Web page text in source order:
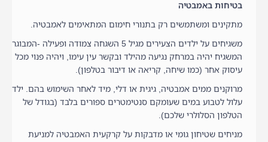
בטיחות באמבטיה
מתקינים ומשתמשים רק בתנורי חימום המתאימים לאמבטיה.
משגיחים על ילדים הצעירים מגיל 5 השגחה צמודה ופעילה -המבוגר
המשגיח יהיה במרחק נגיעה מהילד ובקשר עין עימו, ויהיה פנוי מכל
עיסוק אחר (כמו שיחה, קריאה או דיבור בטלפון).
מרוקנים ממים אמבטיה, גיגית או דלי, מיד לאחר השימוש בהם. ילד
עלול לטבוע במים שעומקם סנטימטרים ספורים בלבד (בגודל של
הטלפון הסלולרי שלכם).
מניחים שטיחון גומי או מדבקות על קרקעית האמבטיה למניעת